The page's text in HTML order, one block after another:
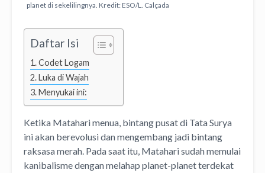
planet di sekelilingnya. Kredit: ESO/L. Calçada
Daftar Isi
Codet Logam
Luka di Wajah
Menyukai ini:
Ketika Matahari menua, bintang pusat di Tata Surya
ini akan berevolusi dan mengembang jadi bintang
raksasa merah. Pada saat itu, Matahari sudah memulai
kanibalisme dengan melahap planet-planet terdekat